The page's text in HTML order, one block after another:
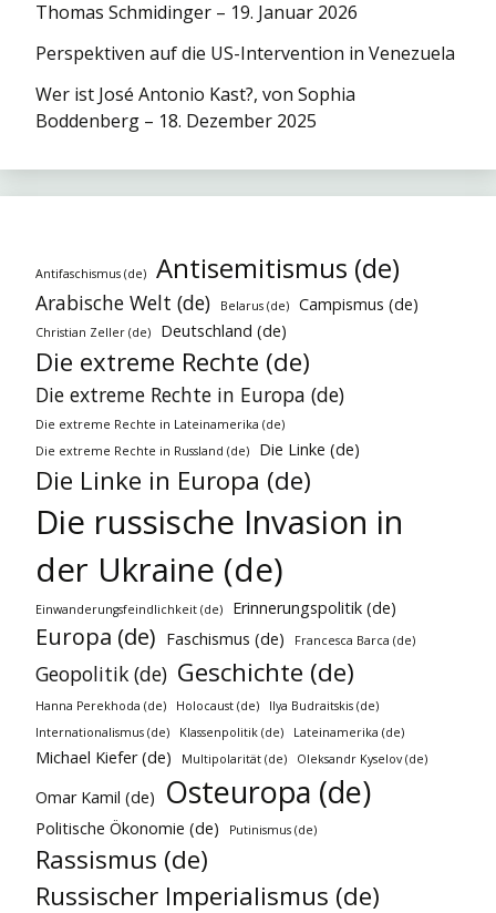
Thomas Schmidinger – 19. Januar 2026
Perspektiven auf die US-Intervention in Venezuela
Wer ist José Antonio Kast?, von Sophia
Boddenberg – 18. Dezember 2025
Antifaschismus (de) Antisemitismus (de)
Arabische Welt (de) Belarus (de) Campismus (de)
Christian Zeller (de) Deutschland (de)
Die extreme Rechte (de)
Die extreme Rechte in Europa (de)
Die extreme Rechte in Lateinamerika (de)
Die extreme Rechte in Russland (de)
Die Linke (de)
Die Linke in Europa (de)
Die russische Invasion in
der Ukraine (de)
Einwanderungsfeindlichkeit (de) Erinnerungspolitik (de)
Europa (de) Faschismus (de) Francesca Barca (de)
Geopolitik (de) Geschichte (de)
Hanna Perekhoda (de) Holocaust (de)
Ilya Budraitskis (de)
Internationalismus (de)
Klassenpolitik (de) Lateinamerika (de)
Michael Kiefer (de) Multipolarität (de) Oleksandr Kyselov (de)
Omar Kamil (de) Osteuropa (de)
Politische Ökonomie (de) Putinismus (de)
Rassismus (de)
Russischer Imperialismus (de)